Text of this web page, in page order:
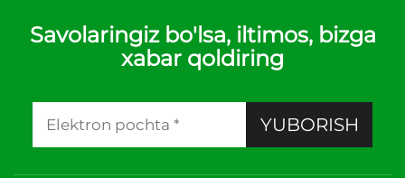
Savolaringiz bo'lsa, iltimos, bizga
xabar qoldiring
YUBORISH